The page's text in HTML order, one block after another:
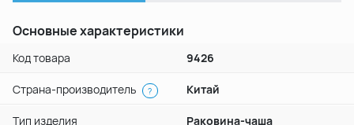
Основные характеристики
Код товара 9426
Страна-производитель ? Китай
Тип изделия Раковина-чаша